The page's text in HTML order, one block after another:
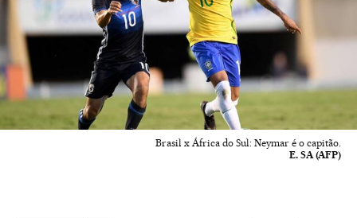
Brasil x África do Sul: Neymar é o capitão.
E. SA (AFP)